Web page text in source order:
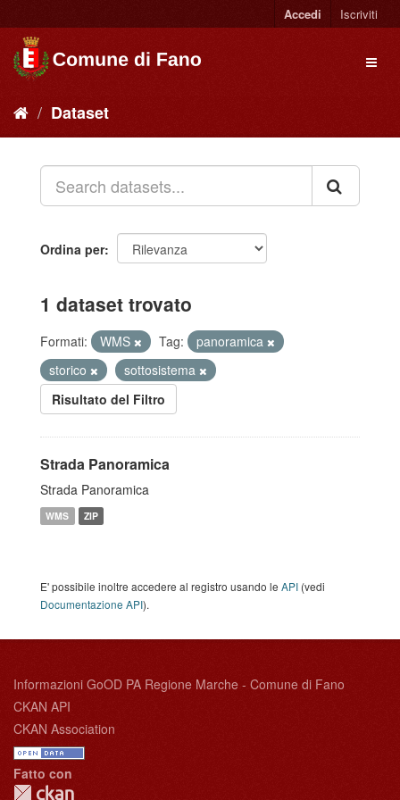
Accedi Iscriviti
Dataset
Ordina per
1 dataset trovato
Formati: WMS Tag:
panoramica
storico
sottosistema
Risultato del Filtro
Strada Panoramica
Strada Panoramica
WMS ZIP
E' possibile inoltre accedere al registro usando le API (vedi
Documentazione API).
Informazioni GoOD PA Regione Marche - Comune di Fano
CKAN API
CKAN Association
Fatto con